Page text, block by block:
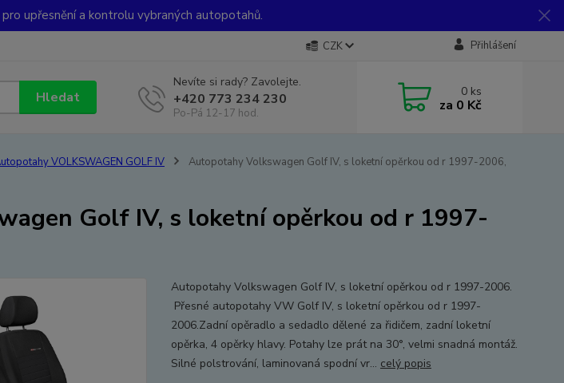
upřesnění a kontrolu vybraných autopotahů.
CZK Přihlášení
Hledat
Nevíte si rady? Zavolejte.
+420 773 234 230
Po-Pá 12-17 hod.
0 ks
za 0 Kč
VOLKSWAGEN GOLF IV
Autopotahy Volkswagen Golf IV, s loketní opěrkou od r 1997-2006,
Golf IV, s loketní opěrkou od r 1997-
Autopotahy Volkswagen Golf IV, s loketní opěrkou od r 1997-2006.
Přesné autopotahy VW Golf IV, s loketní opěrkou od r 1997-
2006.Zadní opěradlo a sedadlo dělené za řidičem, zadní loketní
opěrka, 4 opěrky hlavy. Potahy lze prát na 30°, velmi snadná montáž.
Silné polstrování, laminovaná spodní vr... celý popis